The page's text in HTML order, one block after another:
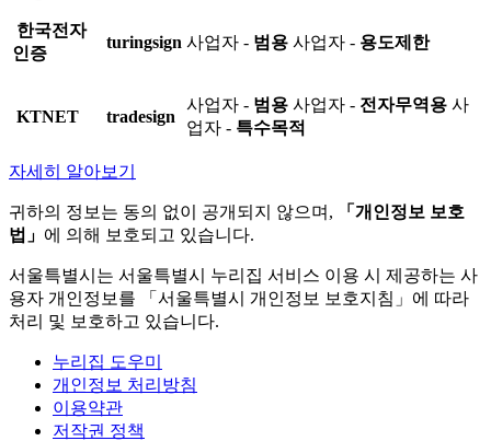
한국전자
인증
turingsign 사업자 - 범용 사업자 - 용도제한
KTNET tradesign
사업자 - 범용 사업자 - 전자무역용 사
업자 - 특수목적
자세히 알아보기
귀하의 정보는 동의 없이 공개되지 않으며,
「개인정보 보호
법」 에 의해 보호되고 있습니다.
서울특별시는 서울특별시 누리집 서비스 이용 시 제공하는 사
용자 개인정보를 「서울특별시 개인정보 보호지침」에 따라
처리 및 보호하고 있습니다.
누리집 도우미
개인정보 처리방침
이용약관
저작권 정책